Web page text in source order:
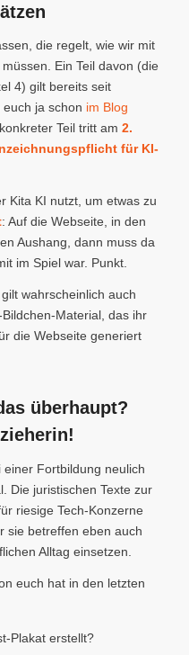
die regelt, wie wir mit
Ein Teil davon (die
4) gilt bereits seit
ja schon im Blog
Teil tritt am 2.
für KI-
Kita KI nutzt, um etwas zu
: Auf die Webseite, in den
Aushang, dann muss da
im Spiel war. Punkt.
wahrscheinlich auch
Material, das ihr
die Webseite generiert
überhaupt?
Fortbildung neulich
Die juristischen Texte zur
riesige Tech-Konzerne
sie betreffen eben auch
Alltag einsetzen.
euch hat in den letzten
Plakat erstellt?